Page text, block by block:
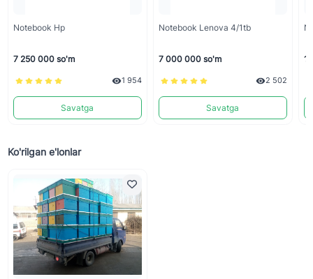
Notebook Hp
7 250 000 so'm
1 954
Savatga
Notebook Lenova 4/1tb
7 000 000 so'm
2 502
Savatga
Ko'rilgan e'lonlar